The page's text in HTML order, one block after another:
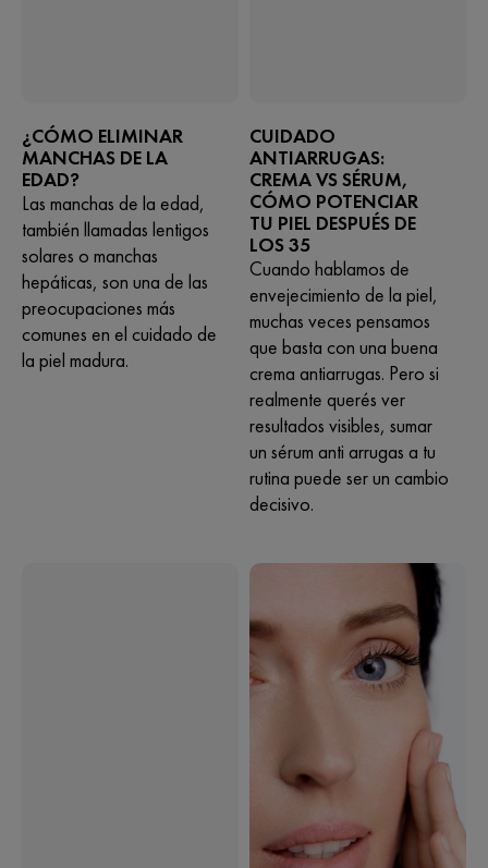
¿CÓMO ELIMINAR
MANCHAS DE LA
EDAD?
Las manchas de la edad,
también llamadas lentigos
solares o manchas
hepáticas, son una de las
preocupaciones más
comunes en el cuidado de
la piel madura.
CUIDADO
ANTIARRUGAS:
CREMA VS SÉRUM,
CÓMO POTENCIAR
TU PIEL DESPUÉS DE
LOS 35
Cuando hablamos de
envejecimiento de la piel,
muchas veces pensamos
que basta con una buena
crema antiarrugas. Pero si
realmente querés ver
resultados visibles, sumar
un sérum anti arrugas a tu
rutina puede ser un cambio
decisivo.